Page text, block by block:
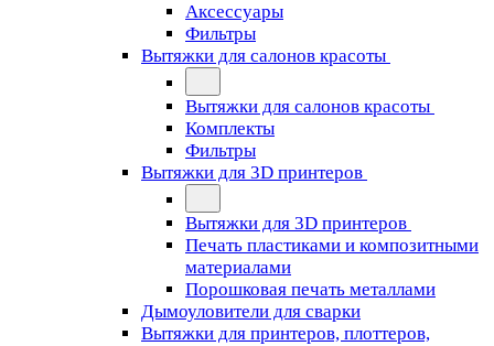
Аксессуары
Фильтры
Вытяжки для салонов красоты
Вытяжки для салонов красоты
Комплекты
Фильтры
Вытяжки для 3D принтеров
Вытяжки для 3D принтеров
Печать пластиками и композитными
материалами
Порошковая печать металлами
Дымоуловители для сварки
Вытяжки для принтеров, плоттеров,